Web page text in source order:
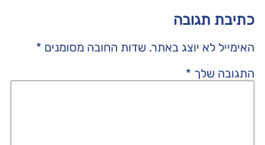
כתיבת תגובה
האימייל לא יוצג באתר. שדות החובה מסומנים *
התגובה שלך *